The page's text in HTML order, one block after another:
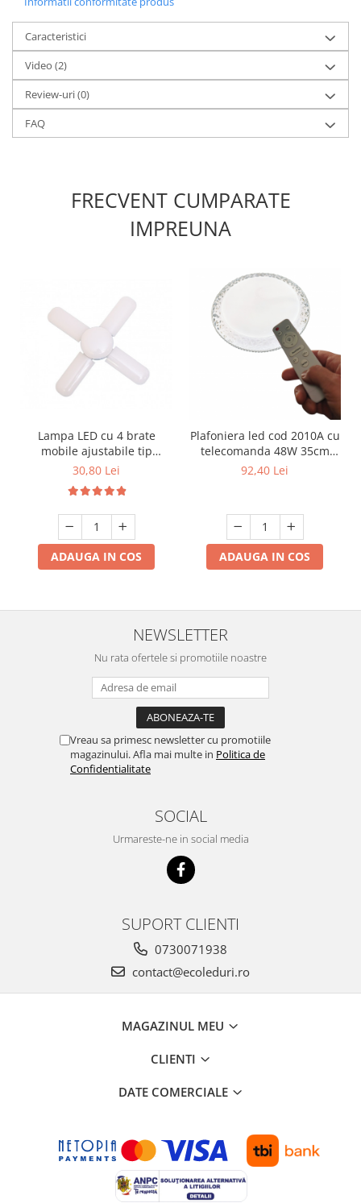
Caracteristici
Video (2)
Review-uri(0)
FAQ
FRECVENT CUMPARATE
IMPREUNA
Lampa LED cu 4 brate
mobile ajustabile tip
ventilator 36w 6000k
30,80 Lei
ADAUGA IN COS
Plafoniera led cod 2010A cu
telecomanda 48W 35cm
dimabila 3 temperaturi de
92,40 Lei
ADAUGA IN COS
NEWSLETTER
Nu rata ofertele si promotiile noastre
Vreau sa primesc newsletter cu promotiile
magazinului. Afla mai multe in Politica de
Confidentialitate
SOCIAL
Urmareste-ne in social media
SUPORT CLIENTI
0730071938
contact@ecoleduri.ro
MAGAZINUL MEU
CLIENTI
DATE COMERCIALE